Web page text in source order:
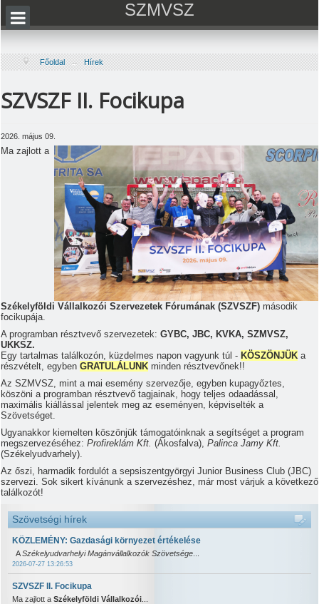
SZMVSZ
Főoldal → Hírek
SZVSZF II. Focikupa
2026. május 09.
Ma zajlott a
Székelyföldi Vállalkozói Szervezetek Fórumának (SZVSZF) második
focikupája.
A programban résztvevő szervezetek: GYBC, JBC, KVKA, SZMVSZ,
UKKSZ.
Egy tartalmas találkozón, küzdelmes napon vagyunk túl - KÖSZÖNJÜK a
részvételt, egyben GRATULÁLUNK minden résztvevőnek!!
Az SZMVSZ, mint a mai esemény szervezője, egyben kupagyőztes,
köszöni a programban résztvevő tagjainak, hogy teljes odaadással,
maximális kiállással jelentek meg az eseményen, képviselték a
Szövetséget.
Ugyanakkor kiemelten köszönjük támogatóinknak a segítséget a program
megszervezéséhez: Profireklám Kft. (Ákosfalva), Palinca Jamy Kft.
(Székelyudvarhely).
Az őszi, harmadik fordulót a sepsiszentgyörgyi Junior Business Club (JBC)
szervezi. Sok sikert kívánunk a szervezéshez, már most várjuk a következő
találkozót!
Szövetségi hírek
KÖZLEMÉNY: Gazdasági környezet értékelése
ASzékelyudvarhelyi Magánvállalkozók Szövetsége
2026-07-27 13:26:53
SZVSZF II. Focikupa
Ma zajlott a Székelyföldi Vállalkozói